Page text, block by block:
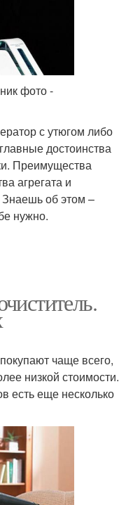
фото -
с утюгом либо
достоинства
Преимущества
агрегата и
об этом –
нужно.
чаще всего,
низкой стоимости.
есть еще несколько